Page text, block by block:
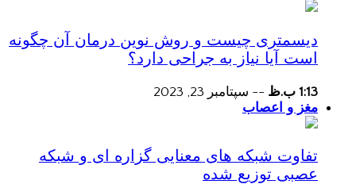
دیسمتری چیست و روش نوین درمان آن چگونه
است آیا نیاز به جراحی دارد؟
1:13 ب.ظ -- سپتامبر 23, 2023
مغز و اعصاب
تفاوت شبکه های معنایی گزاره ای و شبکه
عصبی توزیع شده